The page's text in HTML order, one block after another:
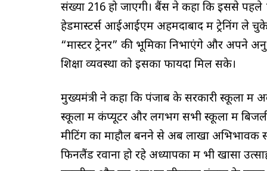
संख्या 216 हो जाएगी। बैंस ने कहा कि इससे
हेडमास्टर्स आईआईएम अहमदाबाद में ट्रेनिंग ले
“मास्टर ट्रेनर” की भूमिका निभाएंगे और अपने
शिक्षा व्यवस्था को इसका फायदा मिल सके।
मुख्यमंत्री ने कहा कि पंजाब के सरकारी स्कूलों में
स्कूलों में कंप्यूटर और लगभग सभी स्कूलों में बिजली
मीटिंग का माहौल बनने से अब लाखों अभिभावक
फिनलैंड रवाना हो रहे अध्यापकों में भी खासा